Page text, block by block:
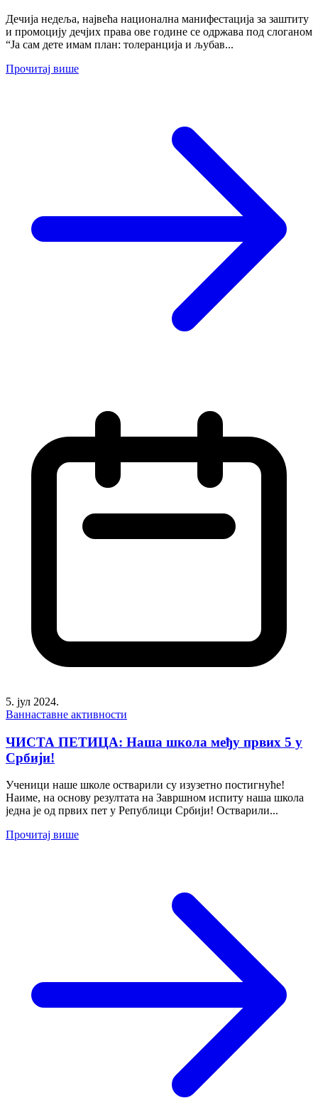
Дечија недеља, највећа национална манифестација за заштиту
и промоцију дечјих права ове године се одржава под слоганом
“Ја сам дете имам план: толеранција и љубав...
Прочитај више
5. јул 2024.
Ваннаставне активности
ЧИСТА ПЕТИЦА: Наша школа међу првих 5 у
Србији!
Ученици наше школе остварили су изузетно постигнуће!
Наиме, на основу резултата на Завршном испиту наша школа
једна је од првих пет у Републици Србији! Остварили...
Прочитај више